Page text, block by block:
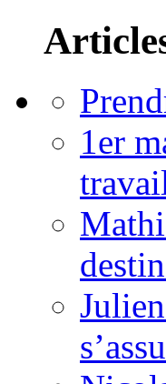
1er